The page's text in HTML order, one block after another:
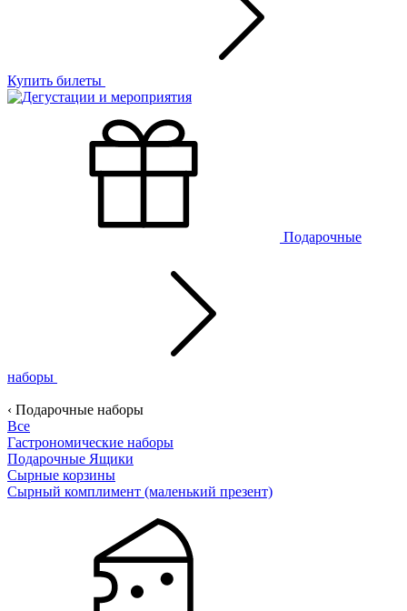
Купить билеты
Подарочные
наборы
‹ Подарочные наборы
Все
Гастрономические наборы
Подарочные Ящики
Сырные корзины
Сырный комплимент (маленький презент)